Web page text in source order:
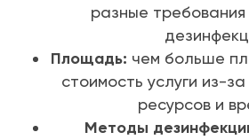
разные
Площадь: чем больше
стоимость услуги из-
ресурсов и
Методы